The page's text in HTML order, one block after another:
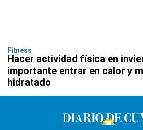
Fitness
Hacer actividad física en
importante entrar en calor y
hidratado